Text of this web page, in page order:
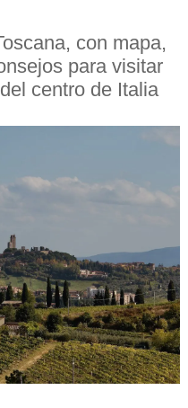
con mapa,
para visitar
centro de Italia